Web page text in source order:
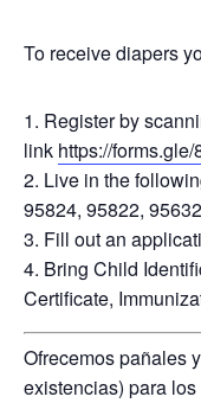
To receive diapers
Register by
link https://
Live in the
95824, 95822,
Fill out an
Bring Child
Certificate,
Ofrecemos pañales
existencias) para